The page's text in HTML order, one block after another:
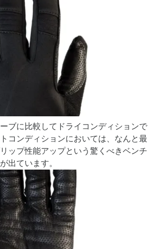
ブに比較してドライコンディションで
コンディションにおいては、なんと最
ップ性能アップという驚くべきベンチ
出ています。